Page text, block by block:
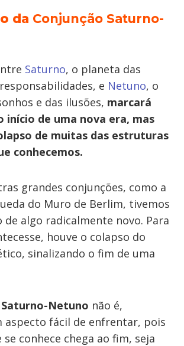
da Conjunção Saturno-
Saturno, o planeta das
e Netuno, o
e das ilusões, marcará
início de uma nova era, mas
de muitas das estruturas
conhecemos.
grandes conjunções, como a
do Muro de Berlim, tivemos
de algo radicalmente novo. Para
houve o colapso do
sinalizando o fim de uma
Netuno não é,
aspecto fácil de enfrentar, pois
conhece chega ao fim, seja